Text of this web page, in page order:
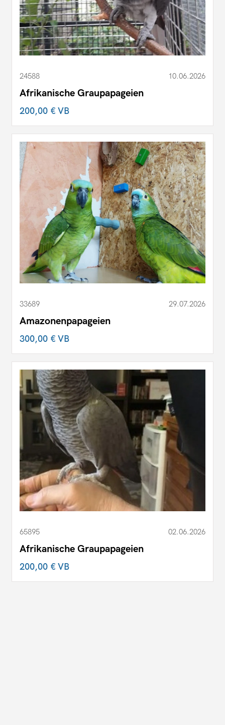
24588 10.06.2026
Afrikanische Graupapageien
200,00 €VB
33689 29.07.2026
Amazonenpapageien
300,00 €VB
65895 02.06.2026
Afrikanische Graupapageien
200,00 €VB